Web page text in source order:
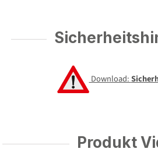
Download:
Produkt